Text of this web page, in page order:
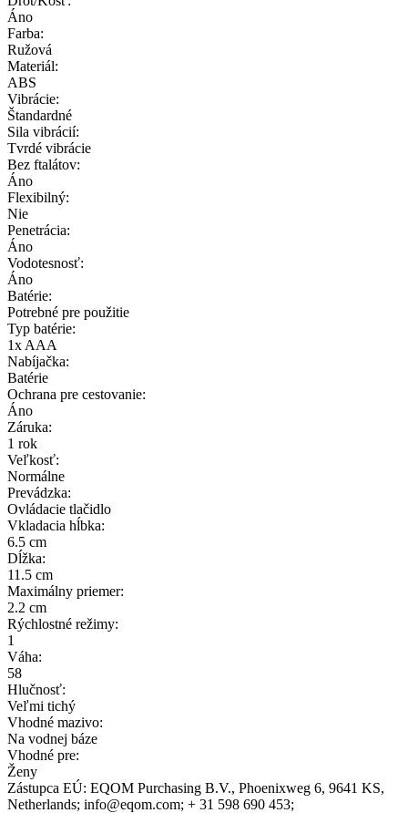
Áno
Farba:
Ružová
Materiál:
ABS
Vibrácie:
Štandardné
Sila vibrácií:
Tvrdé vibrácie
Bez ftalátov:
Áno
Flexibilný:
Nie
Penetrácia:
Áno
Vodotesnosť:
Áno
Batérie:
Potrebné pre použitie
Typ batérie:
1x AAA
Nabíjačka:
Batérie
Ochrana pre cestovanie:
Áno
Záruka:
1 rok
Veľkosť:
Normálne
Prevádzka:
Ovládacie tlačidlo
Vkladacia hĺbka:
6.5 cm
Dĺžka:
11.5 cm
Maximálny priemer:
2.2 cm
Rýchlostné režimy:
1
Váha:
58
Hlučnosť:
Veľmi tichý
Vhodné mazivo:
Na vodnej báze
Vhodné pre:
Ženy
Zástupca EÚ: EQOM Purchasing B.V., Phoenixweg 6, 9641 KS,
Netherlands; info@eqom.com; + 31 598 690 453;